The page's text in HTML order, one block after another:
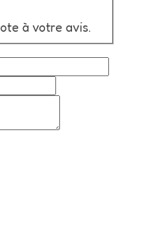
à votre avis.